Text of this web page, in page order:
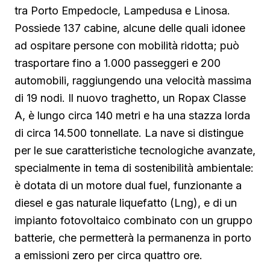
tra Porto Empedocle, Lampedusa e Linosa.
Possiede 137 cabine, alcune delle quali idonee
ad ospitare persone con mobilità ridotta; può
trasportare fino a 1.000 passeggeri e 200
automobili, raggiungendo una velocità massima
di 19 nodi. Il nuovo traghetto, un Ropax Classe
A, è lungo circa 140 metri e ha una stazza lorda
di circa 14.500 tonnellate. La nave si distingue
per le sue caratteristiche tecnologiche avanzate,
specialmente in tema di sostenibilità ambientale:
è dotata di un motore dual fuel, funzionante a
diesel e gas naturale liquefatto (Lng), e di un
impianto fotovoltaico combinato con un gruppo
batterie, che permetterà la permanenza in porto
a emissioni zero per circa quattro ore.